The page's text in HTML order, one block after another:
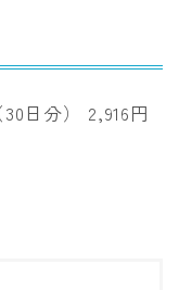
日分） 2,916円